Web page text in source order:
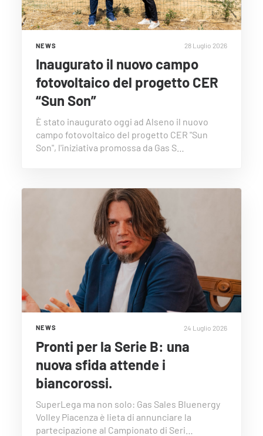
NEWS 28 Luglio 2026
Inaugurato il nuovo campo
fotovoltaico del progetto CER
“Sun Son”
È stato inaugurato oggi ad Alseno il nuovo
campo fotovoltaico del progetto CER "Sun
Son", l'iniziativa promossa da Gas S…
NEWS 24 Luglio 2026
Pronti per la Serie B: una
nuova sfida attende i
biancorossi.
SuperLega ma non solo: Gas Sales Bluenergy
Volley Piacenza è lieta di annunciare la
partecipazione al Campionato di Seri…